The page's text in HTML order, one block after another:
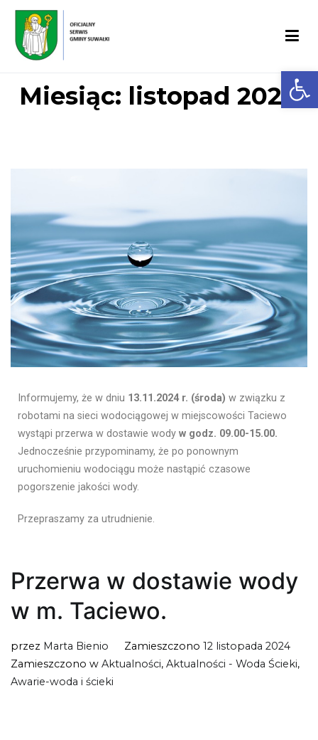
Miesiąc: listopad 2024
Informujemy, że w dniu 13.11.2024 r. (środa) w związku z
robotami na sieci wodociągowej w miejscowości Taciewo
wystąpi przerwa w dostawie wody w godz. 09.00-15.00.
Jednocześnie przypominamy, że po ponownym
uruchomieniu wodociągu może nastąpić czasowe
pogorszenie jakości wody.
Przepraszamy za utrudnienie.
Przerwa w dostawie wody
w m. Taciewo.
przez Marta Bienio Zamieszczono 12 listopada 2024
Zamieszczono w Aktualności, Aktualności - Woda Ścieki,
Awarie-woda i ścieki